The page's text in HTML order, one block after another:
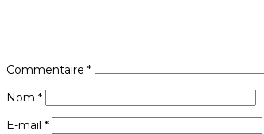
Commentaire *
Nom *
E-mail *